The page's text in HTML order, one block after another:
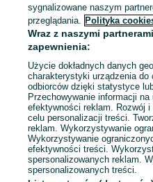
sygnalizowane naszym
przeglądania. Polityka
Wraz z naszymi
zapewnienia:
Użycie dokładnych danych
charakterystyki urządzenia
odbiorców dzięki statystyce
Przechowywanie informacji
efektywności reklam. Rozwój i
celu personalizacji treści.
reklam. Wykorzystywanie
Wykorzystywanie
efektywności treści.
spersonalizowanych reklam.
spersonalizowanych treści.